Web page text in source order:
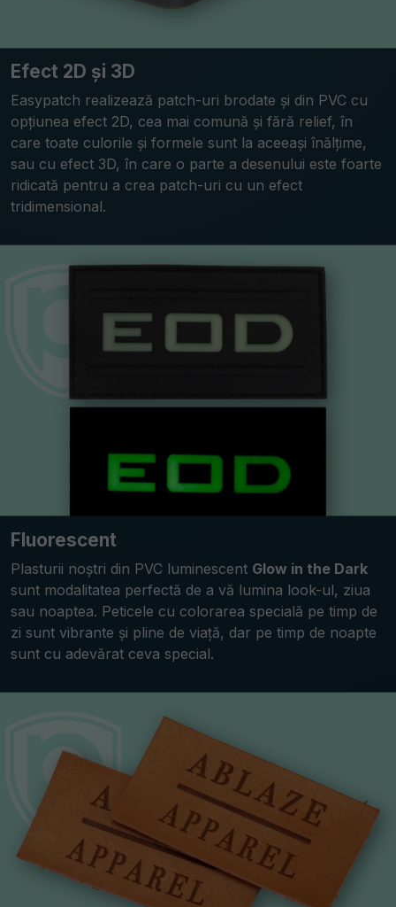
Efect 2D și 3D
Easypatch realizează patch-uri brodate și din PVC cu
opțiunea efect 2D, cea mai comună și fără relief, în
care toate culorile și formele sunt la aceeași înălțime,
sau cu efect 3D, în care o parte a desenului este foarte
ridicată pentru a crea patch-uri cu un efect
tridimensional.
Fluorescent
Plasturii noștri din PVC luminescent Glow in the Dark
sunt modalitatea perfectă de a vă lumina look-ul, ziua
sau noaptea. Peticele cu colorarea specială pe timp de
zi sunt vibrante și pline de viață, dar pe timp de noapte
sunt cu adevărat ceva special.